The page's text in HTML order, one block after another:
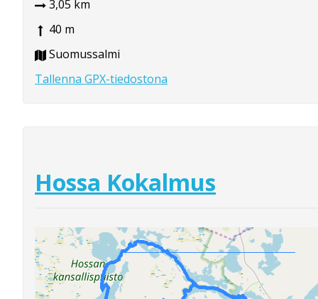
3,05 km
40 m
Suomussalmi
Tallenna GPX-tiedostona
Hossa Kokalmus